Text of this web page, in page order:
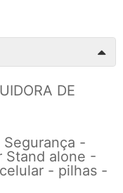
DE
-
Stand alone -
- pilhas -